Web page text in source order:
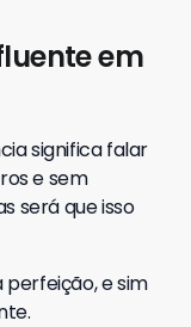
em
significa falar
e sem
será que isso
perfeição, e sim